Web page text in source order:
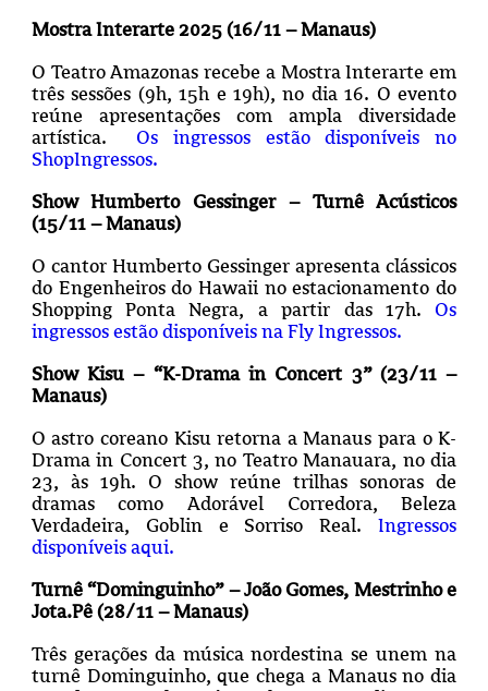
Mostra Interarte 2025 (16/11 – Manaus)
O Teatro Amazonas recebe a Mostra Interarte em
três sessões (9h, 15h e 19h), no dia 16. O evento
reúne apresentações com ampla diversidade
artística.
Os ingressos estão disponíveis no
ShopIngressos.
Show Humberto Gessinger – Turnê Acústicos
(15/11 – Manaus)
O cantor Humberto Gessinger apresenta clássicos
do Engenheiros do Hawaii no estacionamento do
Shopping Ponta Negra, a partir das 17h. Os
ingressos estão disponíveis na Fly Ingressos.
Show Kisu – “K-Drama in Concert 3” (23/11 –
Manaus)
O astro coreano Kisu retorna a Manaus para o K-
Drama in Concert 3, no Teatro Manauara, no dia
23, às 19h. O show reúne trilhas sonoras de
dramas como Adorável Corredora, Beleza
Verdadeira, Goblin e Sorriso Real. Ingressos
disponíveis aqui.
Turnê “Dominguinho” – João Gomes, Mestrinho e
Jota.Pê (28/11 – Manaus)
Três gerações da música nordestina se unem na
turnê Dominguinho, que chega a Manaus no dia